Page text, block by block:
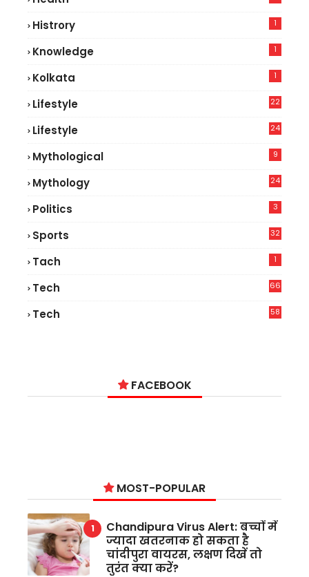
Histrory 1
Knowledge 1
Kolkata 1
Lifestyle
22
Lifestyle
24
Mythological 9
Mythology 24
Politics 3
Sports 32
Tach 1
Tech
66
Tech
58
FACEBOOK
MOST-POPULAR
Chandipura Virus Alert: बच्चों में
ज्यादा खतरनाक हो सकता है
चांदीपुरा वायरस, लक्षण दिखें तो
तुरंत क्या करें?